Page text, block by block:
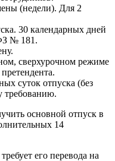
(недели). Для 2
30 календарных дней
№ 181.
сверхурочном режиме
суток отпуска (без
требованию.
основной отпуск в
14
его перевода на